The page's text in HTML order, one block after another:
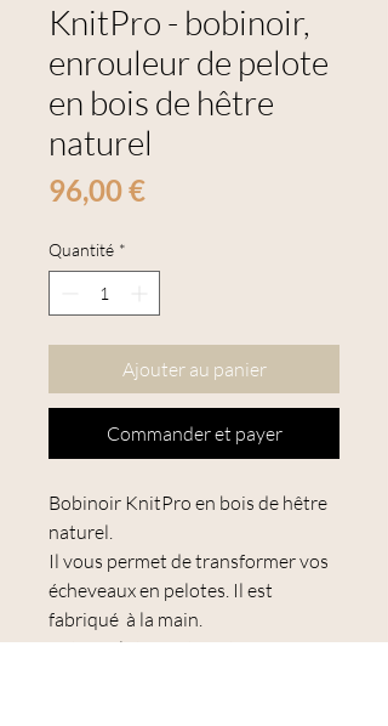
KnitPro - bobinoir,
enrouleur de pelote
en bois de hêtre
naturel
96,00 €Prix
Quantité *
Ajouter au panier
Commander et payer
Bobinoir KnitPro en bois de hêtre
naturel.
Il vous permet de transformer vos
écheveaux en pelotes. Il est
fabriqué à la main.
Votre pelote peut contenir jusqu'à